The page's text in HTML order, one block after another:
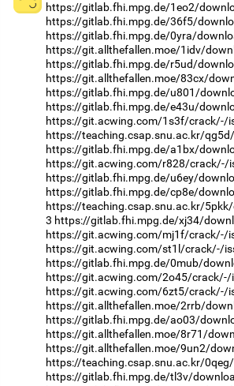
https://gitlab.fhi.mpg.de/1eo2/
https://gitlab.fhi.mpg.de/36f5/
https://gitlab.fhi.mpg.de/0yra/
https://git.allthefallen.moe/1idv/
https://gitlab.fhi.mpg.de/r5ud/
https://git.allthefallen.moe/83cx/
https://gitlab.fhi.mpg.de/u801/
https://gitlab.fhi.mpg.de/e43u/
https://git.acwing.com/1s3f/crack/-/
https://teaching.csap.snu.ac.kr/
https://gitlab.fhi.mpg.de/a1bx/
https://git.acwing.com/r828/crack/-/
https://gitlab.fhi.mpg.de/u6ey/
https://gitlab.fhi.mpg.de/cp8e/
https://teaching.csap.snu.ac.kr/
3 https://gitlab.fhi.mpg.de/xj34/
https://git.acwing.com/mj1f/crack/-/
https://git.acwing.com/st1l/crack/-/
https://gitlab.fhi.mpg.de/0mub/
https://git.acwing.com/2o45/crack/-/
https://git.acwing.com/6zt5/crack/-/
https://git.allthefallen.moe/2rrb/
https://gitlab.fhi.mpg.de/ao03/
https://git.allthefallen.moe/8r71/
https://git.allthefallen.moe/9un2/
https://teaching.csap.snu.ac.kr/
https://gitlab.fhi.mpg.de/tl3v/